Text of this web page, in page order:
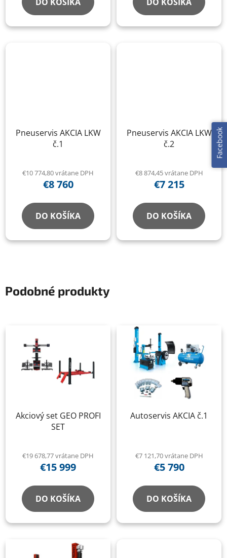
Pneuservis AKCIA LKW
č.1
€10 774,80 vrátane DPH
€8 760
DO KOŠÍKA
Pneuservis AKCIA LKW
č.2
€8 874,45 vrátane DPH
€7 215
DO KOŠÍKA
Podobné produkty
Akciový set GEO PROFI
SET
€19 678,77 vrátane DPH
€15 999
DO KOŠÍKA
Autoservis AKCIA č.1
€7 121,70 vrátane DPH
€5 790
DO KOŠÍKA
Facebook